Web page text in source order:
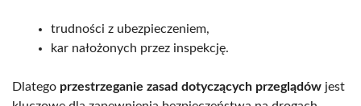
trudności z ubezpieczeniem,
kar nałożonych przez inspekcję.
Dlatego przestrzeganie zasad dotyczących przeglądów jest